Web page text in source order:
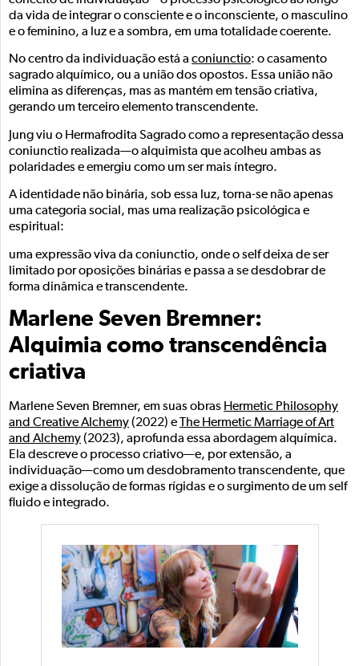
da vida de integrar o consciente e o inconsciente, o masculino
e o feminino, a luz e a sombra, em uma totalidade coerente.
No centro da individuação está a coniunctio: o casamento
sagrado alquímico, ou a união dos opostos. Essa união não
elimina as diferenças, mas as mantém em tensão criativa,
gerando um terceiro elemento transcendente.
Jung viu o Hermafrodita Sagrado como a representação dessa
coniunctio realizada—o alquimista que acolheu ambas as
polaridades e emergiu como um ser mais íntegro.
A identidade não binária, sob essa luz, torna-se não apenas
uma categoria social, mas uma realização psicológica e
espiritual:
uma expressão viva da coniunctio, onde o self deixa de ser
limitado por oposições binárias e passa a se desdobrar de
forma dinâmica e transcendente.
Marlene Seven Bremner:
Alquimia como transcendência
criativa
Marlene Seven Bremner, em suas obras Hermetic Philosophy
and Creative Alchemy(2022) e
The Hermetic Marriage of Art
and Alchemy(2023), aprofunda essa abordagem alquímica.
Ela descreve o processo criativo—e, por extensão, a
individuação—como um desdobramento transcendente, que
exige a dissolução de formas rígidas e o surgimento de um self
fluido e integrado.